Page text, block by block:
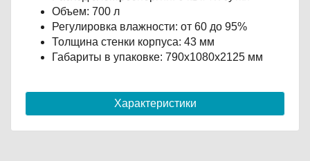
Объем: 700 л
Регулировка влажности: от 60 до 95%
Толщина стенки корпуса: 43 мм
Габариты в упаковке: 790х1080х2125 мм
Характеристики